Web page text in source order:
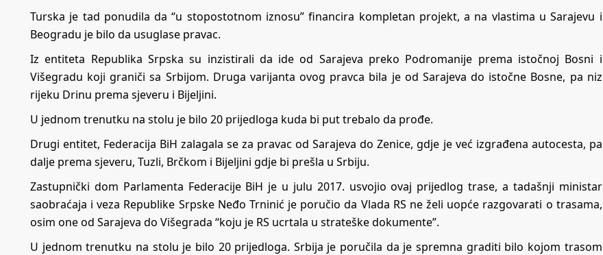
Turska je tad ponudila da “u stopostotnom iznosu” financira kompletan projekt, a na vlastima u Sarajevu i
Beogradu je bilo da usuglase pravac.
Iz entiteta Republika Srpska su inzistirali da ide od Sarajeva preko Podromanije prema istočnoj Bosni i
Višegradu koji graniči sa Srbijom. Druga varijanta ovog pravca bila je od Sarajeva do istočne Bosne, pa niz
rijeku Drinu prema sjeveru i Bijeljini.
U jednom trenutku na stolu je bilo 20 prijedloga kuda bi put trebalo da prođe.
Drugi entitet, Federacija BiH zalagala se za pravac od Sarajeva do Zenice, gdje je već izgrađena autocesta, pa
dalje prema sjeveru, Tuzli, Brčkom i Bijeljini gdje bi prešla u Srbiju.
Zastupnički dom Parlamenta Federacije BiH je u julu 2017. usvojio ovaj prijedlog trase, a tadašnji ministar
saobraćaja i veza Republike Srpske Neđo Trninić je poručio da Vlada RS ne želi uopće razgovarati o trasama,
osim one od Sarajeva do Višegrada “koju je RS ucrtala u strateške dokumente”.
U jednom trenutku na stolu je bilo 20 prijedloga. Srbija je poručila da je spremna graditi bilo kojom trasom